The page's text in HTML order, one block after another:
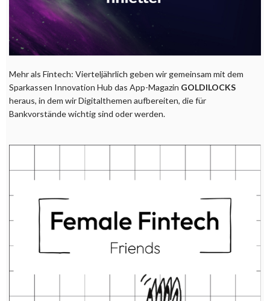
Mehr als Fintech: Vierteljährlich geben wir gemeinsam mit dem
Sparkassen Innovation Hub das App-Magazin GOLDILOCKS
heraus, in dem wir Digitalthemen aufbereiten, die für
Bankvorstände wichtig sind oder werden.